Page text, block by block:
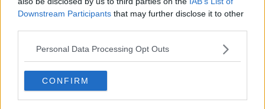
Downstream Participants that may further disclose it to other
Personal Data Processing Opt Outs
CONFIRM
In einem Urlaub in Frankreich durfte ich nach langem
Drängen eine echte Bergetappe fahren – mit meinem
Fahrrad von zu Hause, drei Gängen, Licht, dicken Reifen
und Schutzblechen.
Ich brach früh auf, fuhr den Col de Joux Plane und
Kirschen, kein Wasser, keine Erfahrung. Von Les Gets aus
wurde es trotzdem der glücklichste Tag meines Lebens.
Als ich die Häuser auf halber Höhe des Joux Plane